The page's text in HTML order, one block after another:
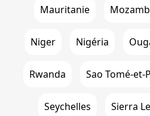
Mauritanie
Niger Nigéria
Rwanda Sao Tomé-et-
Seychelles Sierra